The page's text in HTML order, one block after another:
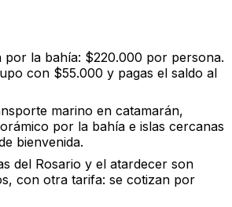
por la bahía: $220.000 por persona.
con $55.000 y pagas el saldo al
marino en catamarán,
por la bahía e islas cercanas
bienvenida.
del Rosario y el atardecer son
con otra tarifa: se cotizan por